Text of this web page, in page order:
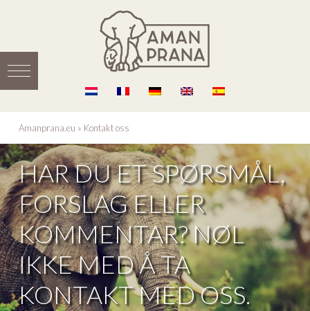
Amanprana.eu » Kontakt oss
HAR DU ET SPØRSMÅL,
FORSLAG ELLER
KOMMENTAR? NØL
IKKE MED Å TA
KONTAKT MED OSS.